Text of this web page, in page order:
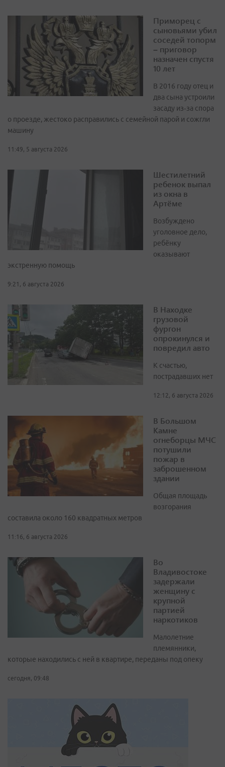
Приморец с
сыновьями убил
соседей топорм
– приговор
назначен спустя
10 лет
В 2016 году отец и
два сына устроили
засаду из‑за спора
о проезде, жестоко расправились с семейной парой и сожгли
машину
11:49, 5 августа 2026
Шестилетний
ребенок выпал
из окна в
Артёме
Возбуждено
уголовное дело,
ребёнку
оказывают
экстренную помощь
9:21, 6 августа 2026
В Находке
грузовой
фургон
опрокинулся и
повредил авто
К счастью,
пострадавших нет
12:12, 6 августа 2026
В Большом
Камне
огнеборцы МЧС
потушили
пожар в
заброшенном
здании
Общая площадь
возгорания
составила около 160 квадратных метров
11:16, 6 августа 2026
Во
Владивостоке
задержали
женщину с
крупной
партией
наркотиков
Малолетние
племянники,
которые находились с ней в квартире, переданы под опеку
сегодня, 09:48